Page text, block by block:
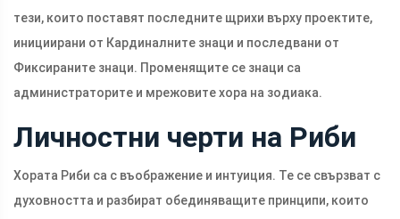
тези, които поставят последните щрихи върху проектите,
инициирани от Кардиналните знаци и последвани от
Фиксираните знаци. Променящите се знаци са
администраторите и мрежовите хора на зодиака.
Личностни черти на Риби
Хората Риби са с въображение и интуиция. Те се свързват с
духовността и разбират обединяващите принципи, които